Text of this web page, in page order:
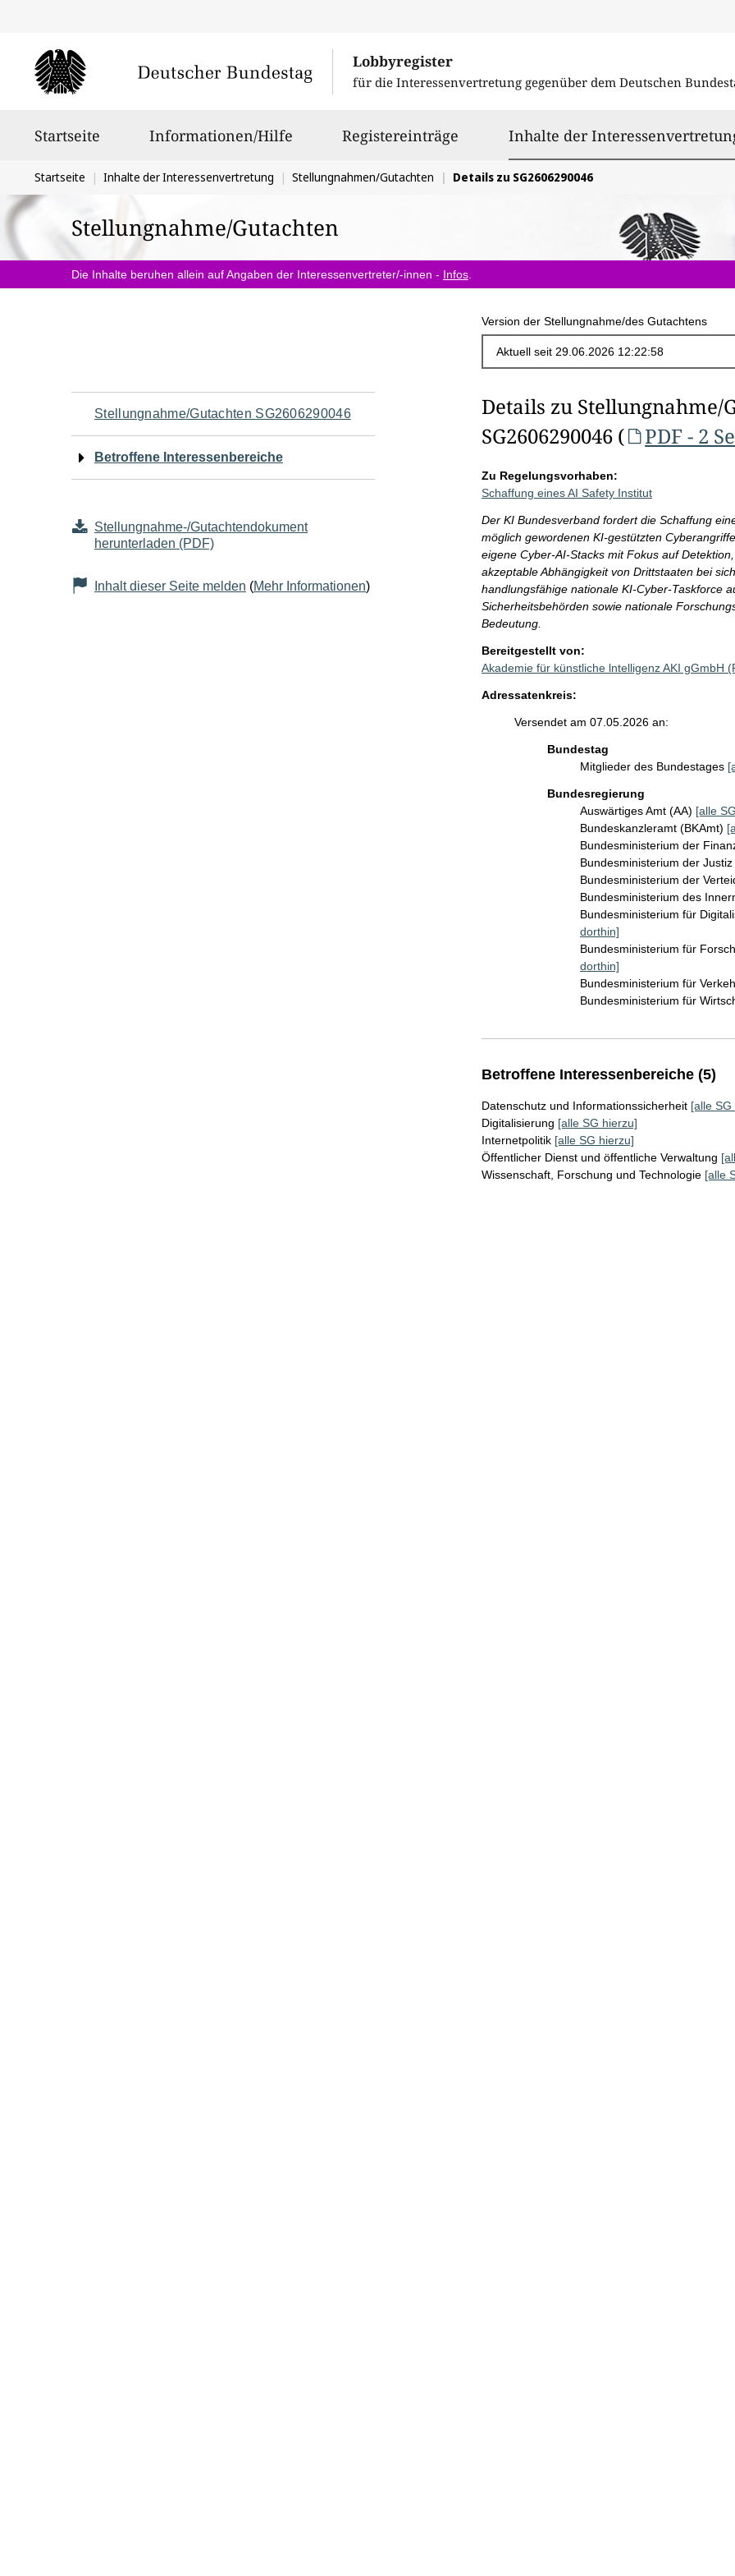
Lobbyregister
für die Interessenvertretung gegenüber dem Deutschen
Startseite Informationen/Hilfe Registereinträge Inhalte der
Sie
befinden
sich
hier:
Startseite Inhalte der Interessenvertretung Stellungnahmen/Gutachten Details zu SG2606290046
Stellungnahme/Gutachten
Die Inhalte beruhen allein auf Angaben der Interessenvertreter/-innen - Infos
Version der Stellungnahme/des Gutachtens
Navigation
für
Seiteninhalt
Stellungnahme/Gutachten SG2606290046
Betroffene Interessenbereiche
Stellungnahme-/Gutachtendokument
herunterladen (PDF)
Inhalt dieser Seite melden (Mehr Informationen)
Details zu Stellungnahme/
SG2606290046 (
PDF - 2
Zu Regelungsvorhaben:
Schaffung eines AI Safety Institut
Der KI Bundesverband fordert die Schaffung
möglich gewordenen KI-gestützten
eigene Cyber-AI-Stacks mit Fokus auf
akzeptable Abhängigkeit von Drittstaaten bei
handlungsfähige nationale KI-Cyber-Taskforce
Sicherheitsbehörden sowie nationale
Bedeutung.
Bereitgestellt von:
Akademie für künstliche lntelligenz AKI gGmbH
Adressatenkreis:
Versendet am 07.05.2026 an:
Bundestag
Mitglieder des Bundestages
Bundesregierung
Auswärtiges Amt (AA) [alle
Bundeskanzleramt (BKAmt)
Bundesministerium der
Bundesministerium der
Bundesministerium der
Bundesministerium des
Bundesministerium für
dorthin]
Bundesministerium für
dorthin]
Bundesministerium für
Bundesministerium für
Betroffene Interessenbereiche (5)
Datenschutz und Informationssicherheit [alle
Digitalisierung [alle SG hierzu]
Internetpolitik [alle SG hierzu]
Öffentlicher Dienst und öffentliche Verwaltung
Wissenschaft, Forschung und Technologie [alle